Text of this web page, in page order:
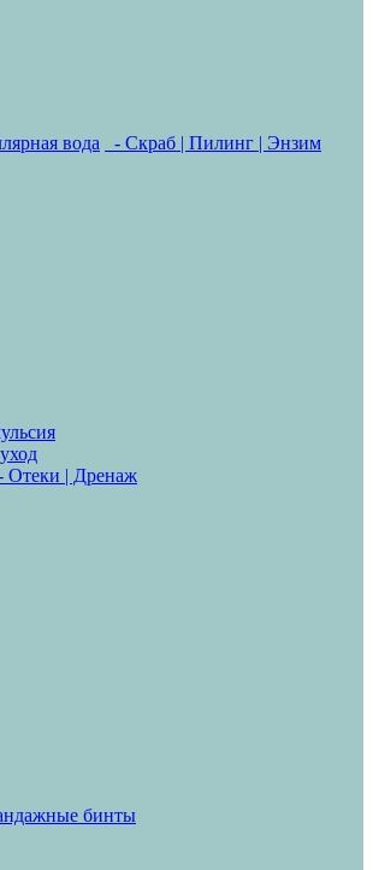
вода
- Скраб | Пилинг | Энзим
Отеки | Дренаж
бинты